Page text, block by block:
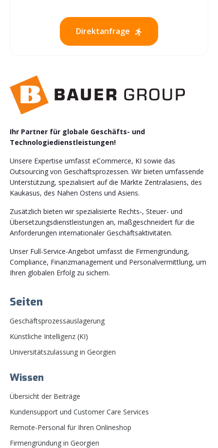
Direktanfrage
Ihr Partner für globale Geschäfts- und
Technologiedienstleistungen!
Unsere Expertise umfasst eCommerce, KI sowie das
Outsourcing von Geschäftsprozessen. Wir bieten umfassende
Unterstützung, spezialisiert auf die Märkte Zentralasiens, des
Kaukasus, des Nahen Ostens und Asiens.
Zusätzlich bieten wir spezialisierte Rechts-, Steuer- und
Übersetzungsdienstleistungen an, maßgeschneidert für die
Anforderungen internationaler Geschäftsaktivitäten.
Unser Full-Service-Angebot umfasst die Firmengründung,
Compliance, Finanzmanagement und Personalvermittlung, um
Ihren globalen Erfolg zu sichern.
Seiten
Geschäftsprozessauslagerung
Künstliche Intelligenz (KI)
Universitätszulassung in Georgien
Wissen
Übersicht der Beiträge
Kundensupport und Customer Care Services
Remote-Personal für Ihren Onlineshop
Firmengründung in Georgien